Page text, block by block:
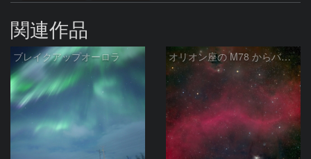
関連作品
ブレイクアップオーロラ オリオン座の M78 からバーナードループをまたいで LDN1622あたり